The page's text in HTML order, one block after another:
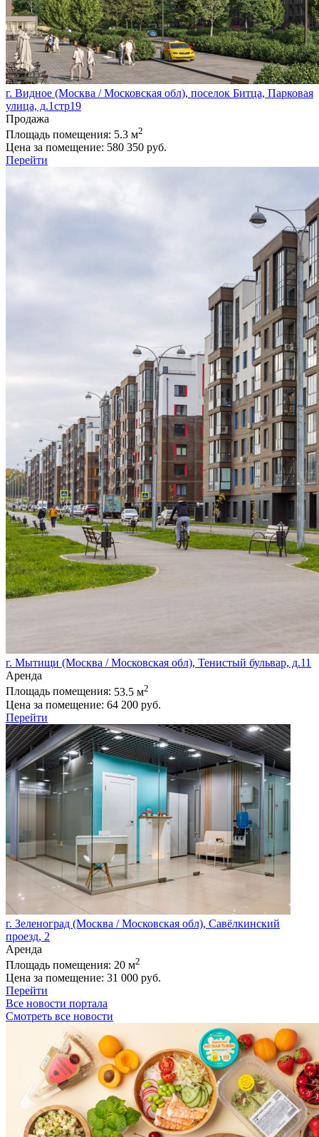
г. Видное (Москва / Московская обл), поселок Битца, Парковая
улица, д.1стр19
Продажа
Площадь помещения: 5.3 м2
Цена за помещение: 580 350 руб.
Перейти
г. Мытищи (Москва / Московская обл), Тенистый бульвар, д.11
Аренда
Площадь помещения: 53.5 м2
Цена за помещение: 64 200 руб.
Перейти
г. Зеленоград (Москва / Московская обл), Савёлкинский
проезд, 2
Аренда
Площадь помещения: 20 м2
Цена за помещение: 31 000 руб.
Перейти
Все новости портала
Смотреть все новости